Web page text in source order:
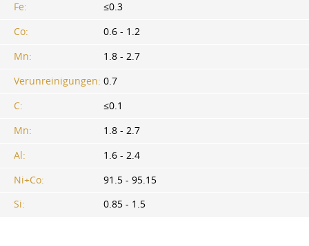
Fe:
≤0.3
Co:
0.6 - 1.2
Mn:
1.8 - 2.7
Verunreinigungen: 0.7
C:
≤0.1
Mn:
1.8 - 2.7
Al:
1.6 - 2.4
Ni+Co:
91.5 - 95.15
Si:
0.85 - 1.5